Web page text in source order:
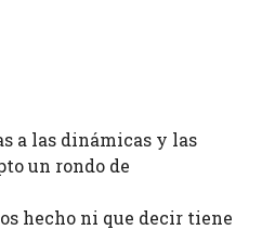
a las dinámicas y las
un rondo de
hecho ni que decir tiene